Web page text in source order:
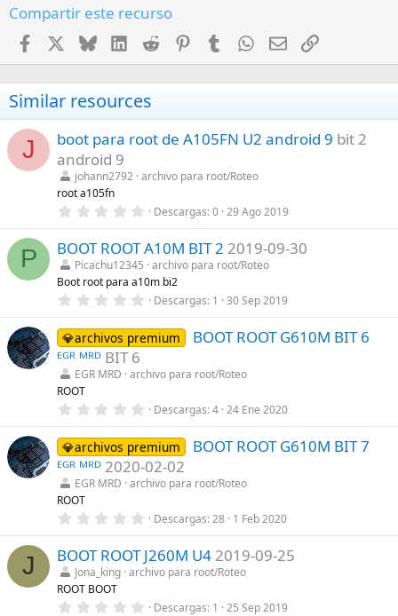
Compartir este recurso
Facebook BlueskyLinkedInReddit PinterestTumblr WhatsApp
EmailEnlace
Similar resources
J boot para root de A105FN U2 android 9 bit 2
android 9
johann2792 archivo para root/Roteo
root a105fn
0
0
0
e
t
r
l
l
a
s
)
Descargas 0 29 Ago 2019
P BOOT ROOT A10M BIT 2 2019-09-30
Picachu12345
archivo para root/Roteo
Boot root para a10m bi2
0
0
0
e
t
l
a
(
s
)
Descargas 1 30 Sep 2019
💎archivos premium
BOOT ROOT G610M BIT 6
ᴱᴳᴿ ᴹᴿᴰ BIT 6
EGR MRD
archivo para root/Roteo
ROOT
0
0
0
e
s
t
l
s
)
Descargas 4 24 Ene 2020
💎archivos premium
BOOT ROOT G610M BIT 7
ᴱᴳᴿ ᴹᴿᴰ 2020-02-02
EGR MRD
archivo para root/Roteo
ROOT
0
0
0
e
s
r
Descargas 28 1 Feb 2020
J BOOT ROOT J260M U4 2019-09-25
Jona_king archivo para root/Roteo
ROOT BOOT
0 Descargas 1 25 Sep 2019